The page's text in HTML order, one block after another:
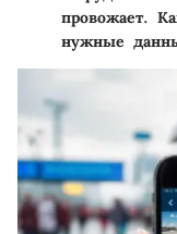
провожает.
нужные